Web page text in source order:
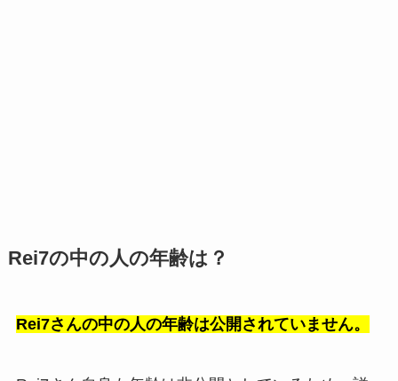
Rei7の中の人の年齢は？
Rei7さんの中の人の年齢は公開されていません。